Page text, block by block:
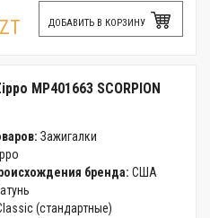
ДОБАВИТЬ В КОРЗИНУ
MP401663 SCORPION
Зажигалки
бренда: США
(стандартные)